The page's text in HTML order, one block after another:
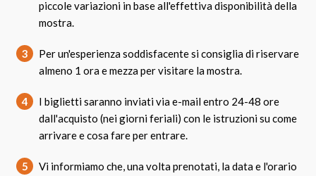
piccole variazioni in base all'effettiva disponibilità della
mostra.
3
Per un'esperienza soddisfacente si consiglia di riservare
almeno 1 ora e mezza per visitare la mostra.
4
I biglietti saranno inviati via e-mail entro 24-48 ore
dall'acquisto (nei giorni feriali) con le istruzioni su come
arrivare e cosa fare per entrare.
5
Vi informiamo che, una volta prenotati, la data e l'orario